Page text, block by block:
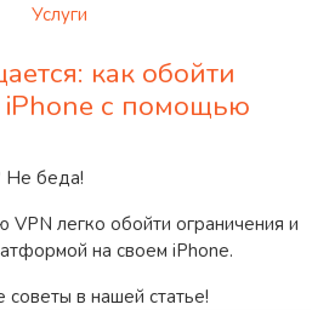
Услуги
как обойти
iPhone с помощью
Не беда!
VPN легко обойти ограничения и
на своем iPhone.
в нашей статье!